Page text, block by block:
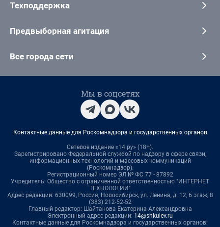
Техподдержка
Предвыборная агитация
Все города сети
Мы в соцсетях
Контактные данные для Роскомнадзора и государственных органов
Сетевое издание «14.ру» (18+).
Зарегистрировано Федеральной службой по надзору в сфере связи,
информационных технологий и массовых коммуникаций
(Роскомнадзор).
Регистрационный номер ЭЛ № ФС 77 - 87892
Учредитель: Общество с ограниченной ответственностью "ИНТЕРНЕТ
ТЕХНОЛОГИИ"
Адрес редакции: 630099, Россия, Новосибирск, ул. Ленина, д. 12, 6 этаж, 8
(383) 212-52-52
Главный редактор: Шайтанова Екатерина Александровна
Электронный адрес редакции: 14@shkulev.ru
Контактные данные для Роскомнадзора и государственных органов: